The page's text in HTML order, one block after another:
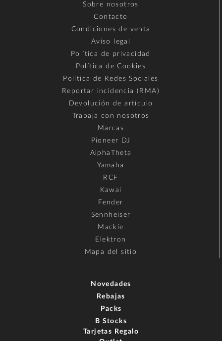
Sobre nosotros
Contacto
Condiciones de venta
Aviso legal
Política de privacidad
Política de Cookies
Política de Redes Sociales
Reportar incidencia (RMA)
Devolución de artículo
Trabaja con nosotros
Marcas
Pioneer DJ
AlphaTheta
Yamaha
RCF
Kawai
Fender
Sennheiser
Mackie
Elektron
Mapa del sitio
Novedades
Rebajas
Packs
B Stocks
Tarjetas Regalo